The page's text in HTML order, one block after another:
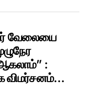
வேலையை
:
விமர்சனம்…